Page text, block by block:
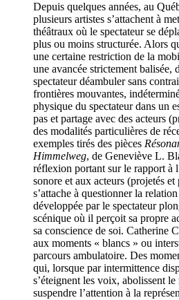
Depuis quelques années, au
plusieurs artistes s’attachent à
théâtraux où le spectateur se
plus ou moins structurée. Alors
une certaine restriction de la
une avancée strictement balisée,
spectateur déambuler sans
frontières mouvantes,
physique du spectateur dans un
pas et partage avec des acteurs
des modalités particulières de
exemples tirés des pièces
Himmelweg, de Geneviève L.
réflexion portant sur le rapport à
sonore et aux acteurs (projetés
s’attache à questionner la
développée par le spectateur
scénique où il perçoit sa propre
sa conscience de soi. Catherine
aux moments « blancs » ou
parcours ambulatoire. Des
qui, lorsque par intermittence
s’éteignent les voix, abolissent
suspendre l’attention à la